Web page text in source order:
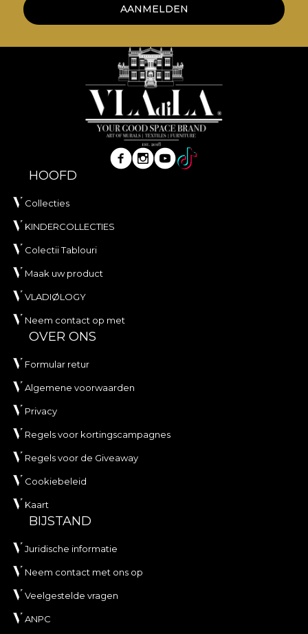
AANMELDEN
HOOFD
Collecties
KINDERCOLLECTIES
Colectii Tablouri
Maak uw product
VLADIØLOGY
Neem contact op met
OVER ONS
Formular retur
Algemene voorwaarden
Privacy
Regels voor kortingscampagnes
Regels voor de Giveaway
Cookiebeleid
Kaart
BIJSTAND
Juridische informatie
Neem contact met ons op
Veelgestelde vragen
ANPC